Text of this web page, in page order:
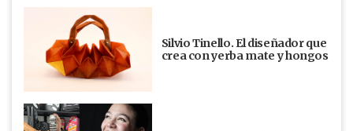
Silvio Tinello. El diseñador que
crea con yerba mate y hongos